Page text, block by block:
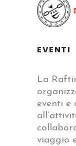
EVENTI
La
eventi e
viaggio